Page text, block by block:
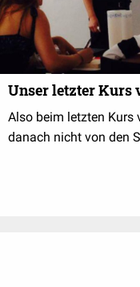
Unser letzter Kurs
Also beim letzten Kurs
danach nicht von den